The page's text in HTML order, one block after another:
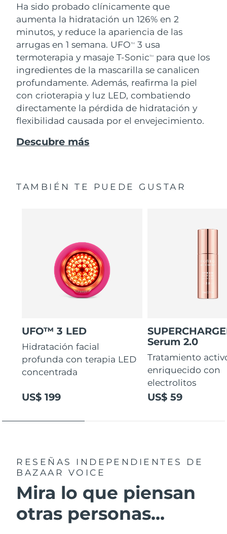
Ha sido probado clínicamente que
aumenta la hidratación un 126% en 2
minutos, y reduce la apariencia de las
arrugas en 1 semana. UFOTM
3 usa
termoterapia y masaje T-SonicTM
para que los
ingredientes de la mascarilla se canalicen
profundamente. Además, reafirma la piel
con crioterapia y luz LED, combatiendo
directamente la pérdida de hidratación y
flexibilidad causada por el envejecimiento.
Descubre más
TAMBIÉN TE PUEDE GUSTAR
UFO™ 3 LED
Hidratación facial
profunda con terapia LED
concentrada
US$ 199
Serum 2.0
Tratamiento
enriquecido con
electrolitos
US$ 59
RESEÑAS INDEPENDIENTES
DE
BAZAAR VOICE
Mira lo que piensan
otras personas...